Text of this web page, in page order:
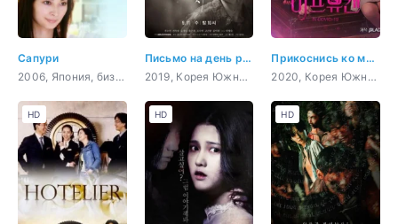
Сапури
2006, Япония, бизнес, романтика
Письмо на день рождения
2019, Корея Южная, история, романтика, драма, война
Прикоснись ко мне, если сможешь
2020, Корея Южная, романтика, фэнтези
HD HD HD